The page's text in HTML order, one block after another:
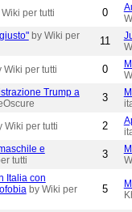
Wiki per tutti 0
by Wiki per
11
Wiki per tutti 0
Trump a
3
Wiki per tutti 2
e
tutti 3
Italia con
by Wiki per
5